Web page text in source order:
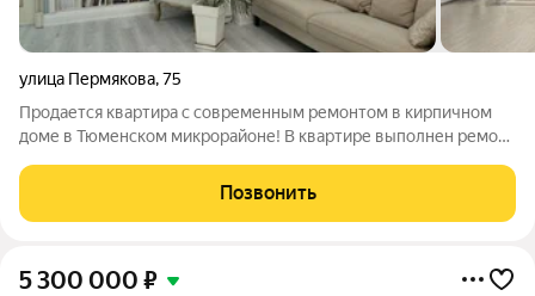
улица Пермякова,75
Продается квартира с современным ремонтом в кирпичном
доме в Тюменском микрорайоне! В квартире выполнен ремонт
продуманы до мелочей! Большая просторная кухня-гостиная и
2 отдельные спальни.2
Позвонить
5 300 000 ₽